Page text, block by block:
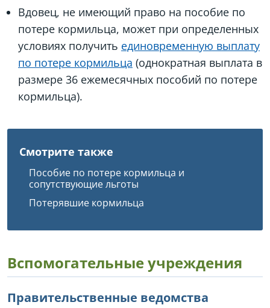
Вдовец, не имеющий право на пособие по
потере кормильца, может при определенных
условиях получить единовременную выплату
по потере кормильца (однократная выплата в
размере 36 ежемесячных пособий по потере
кормильца).
Смотрите также
Пособие по потере кормильца и
сопутствующие льготы
Потерявшие кормильца
Вспомогательные учреждения
Правительственные ведомства